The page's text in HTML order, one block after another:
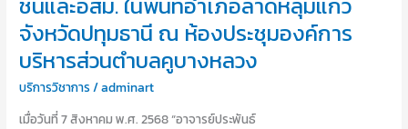
จังหวัดปทุมธานี ณ ห้องประชุมองค์การ
บริหารส่วนตำบลคูบางหลวง
บริการวิชาการ /adminart
เมื่อวันที่ 7 สิงหาคม พ.ศ. 2568 “อาจารย์ประพันธ์
“พฤติกรรม
การ
ดูแล
ของ
แรงงาน